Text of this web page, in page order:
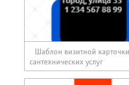
Шаблон визитной карточки
сантехнических услуг